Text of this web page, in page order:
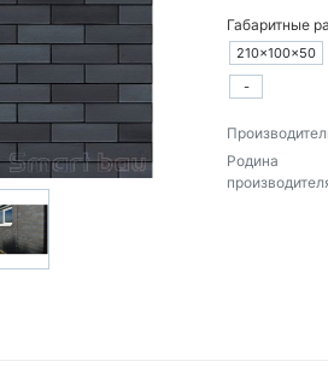
Габаритные
210×100×50
-
Родина